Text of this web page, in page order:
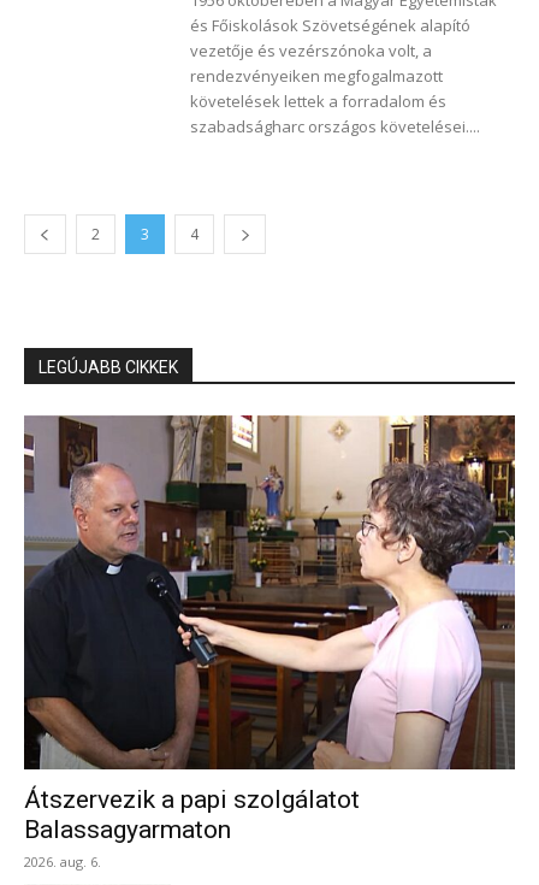
és Főiskolások Szövetségének alapító
vezetője és vezérszónoka volt, a
rendezvényeiken megfogalmazott
követelések lettek a forradalom és
szabadságharc országos követelései....
2 3 4
LEGÚJABB CIKKEK
Átszervezik a papi szolgálatot
Balassagyarmaton
2026. aug. 6.